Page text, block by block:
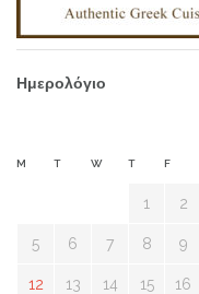
Ημερολόγιο
M T W T F
1 2
5 6 7 8 9
12 13 14 15 16